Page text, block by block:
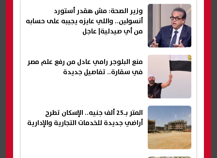
وزير الصحة: مش هقدر أستورد
أنسولين.. واللي عايزه يجيبه على حسابه
من أي صيدلية| عاجل
منع البلوجر رامي عادل من رفع علم مصر
في سقارة.. تفاصيل جديدة
المتر بـ25 ألف جنيه.. الإسكان تطرح
أراضي جديدة للخدمات التجارية والإدارية